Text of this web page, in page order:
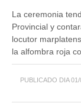
La ceremonia
Provincial y
locutor
la alfombra roja
PUBLICADO DIA